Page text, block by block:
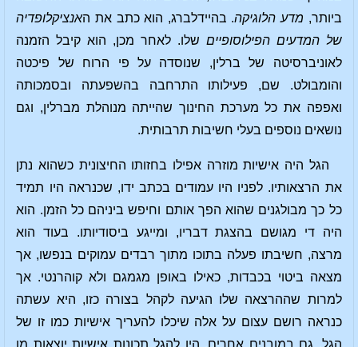
ביותר, מדע הלוגיקה. בהיידלברג, הוא כתב את האנציקלופדיה
של המדעים הפילוסופיים שלו. לאחר מכן, הוא קיבל הזמנה
לאוניברסיטה של ברלין, שנוסדה על פי הרוח של פיכטה
והומבולט. שם, פעילותו התרחבה בהשפעתה ובסמכותה
ואפפה את כל מערכת החינוך שהייתה מנוהלת מברלין, וגם
נושאים נוספים בעלי חשיבות תרבותית.
הגל היה אישיות מוזרה אפילו בחזותו החיצונית כשהוא נתן
את הרצאותיו. לפניו היו עמודים בכתב ידו, שכנראה היו תמיד
כל כך מבולגנים שהוא הפך אותם וחיפש ביניהם כל הזמן. הוא
היה די מגושם בהצגת דבריו, ומייגע ביסודיותו. בעוד הוא
מרצה, חשיבתו פעלה בתוכו מתוך רבדים עמוקים בנפשו, אך
מצאה ביטוי בכבדות, כאילו באופן מגמגם ולא קוהרנטי. אך
למרות שההרצאה שלו הגיעה לקהל בצורה כזו, היא עשתה
כנראה רושם עצום על אלה שיכלו להעריך אישיות כמו זו של
הגל. גם במובנים אחרים, היו להגל תכונות אישיות יוצאות מן